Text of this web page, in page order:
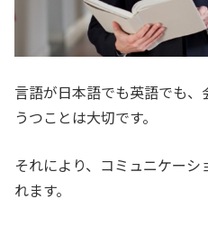
言語が日本語でも英語でも
うつことは大切です。
それにより、コミュニケー
れます。